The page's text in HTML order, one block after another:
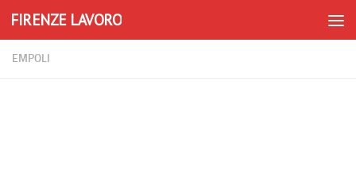
Skip to content
FIRENZE LAVORO
EMPOLI